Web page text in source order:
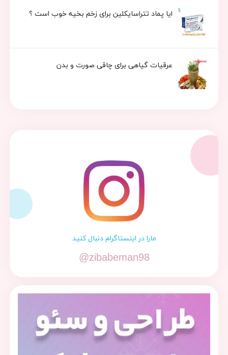
ایا پماد تتراسایکلین برای زخم بخیه خوب است ؟
عرقیات گیاهی برای چاقی صورت و بدن
مارا در اینستاگرام دنبال کنید
@zibabeman98